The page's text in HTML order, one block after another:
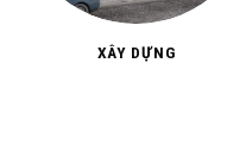
XÂY DỰNG